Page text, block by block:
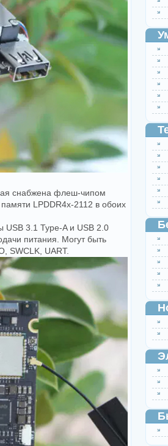
снабжена флеш-чипом
LPDDR4x-2112 в обоих
USB 3.1 Type-A и USB 2.0
питания. Могут быть
SWCLK, UART.